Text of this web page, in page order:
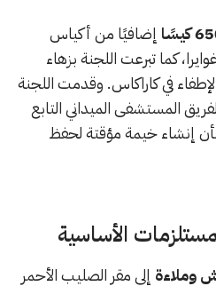
كيسًا
إضافيًا من أكياس
كما تبرعت اللجنة بزهاء
في كاراكاس. وقدمت اللجنة
المستشفى الميداني التابع
إنشاء خيمة مؤقتة لحفظ
الأساسية
إلى مقر الصليب الأحمر